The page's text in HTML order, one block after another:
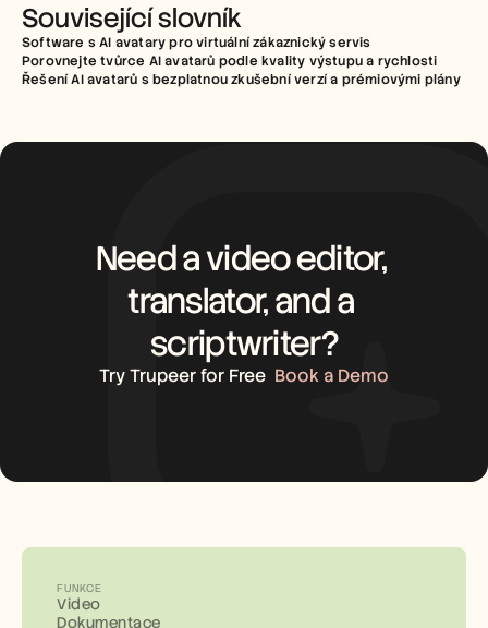
Související slovník
Software s AI avatary pro virtuální zákaznický servis
Porovnejte tvůrce AI avatarů podle kvality výstupu a rychlosti
Řešení AI avatarů s bezplatnou zkušební verzí a prémiovými plány
Need a video editor,
translator, and a
scriptwriter?
Try Trupeer for Free Book a Demo
FUNKCE
Video
Dokumentace